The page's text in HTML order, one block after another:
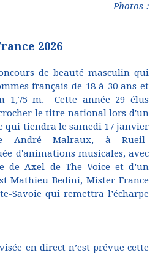
:
2026
de beauté masculin qui
français de 18 à 30 ans et
1,75 m. Cette année 29 élus
le titre national lors d'un
qui tiendra le samedi 17 janvier
André Malraux, à Rueil-
d'animations musicales, avec
de Axel de The Voice et d’un
Mathieu Bedini, Mister France
Savoie qui remettra l’écharpe
en direct n’est prévue cette